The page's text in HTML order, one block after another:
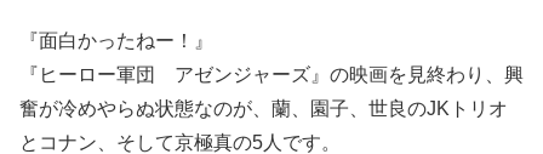
『面白かったねー！』
『ヒーロー軍団 アゼンジャーズ』の映画を見終わり、興
奮が冷めやらぬ状態なのが、蘭、園子、世良のJKトリオ
とコナン、そして京極真の5人です。